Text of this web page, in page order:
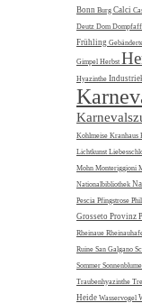
Bonn Burg Calci
Deutz Dom Dompfaff
Frühling
Gimpel Herbst
Hyazinthe
Kohlmeise Kranhaus
Lichtkunst
Mohn Monteriggioni
Nationalbibliothek
Pescia Pfingstrose
Grosseto Provinz
Rheinaue
Ruine San Galgano
Sommer Sonnenblume
Traubenhyazinthe
Heide Wasservogel